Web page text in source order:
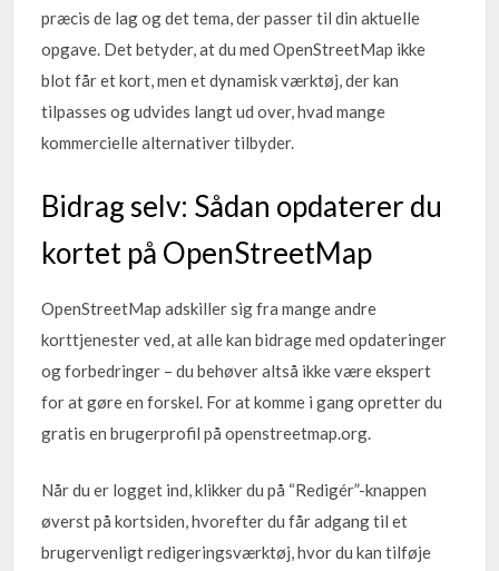
præcis de lag og det tema, der passer til din aktuelle
opgave. Det betyder, at du med OpenStreetMap ikke
blot får et kort, men et dynamisk værktøj, der kan
tilpasses og udvides langt ud over, hvad mange
kommercielle alternativer tilbyder.
Bidrag selv: Sådan opdaterer du
kortet på OpenStreetMap
OpenStreetMap adskiller sig fra mange andre
korttjenester ved, at alle kan bidrage med opdateringer
og forbedringer – du behøver altså ikke være ekspert
for at gøre en forskel. For at komme i gang opretter du
gratis en brugerprofil på openstreetmap.org.
Når du er logget ind, klikker du på “Redigér”-knappen
øverst på kortsiden, hvorefter du får adgang til et
brugervenligt redigeringsværktøj, hvor du kan tilføje